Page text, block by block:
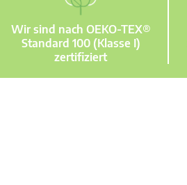
Wir sind nach OEKO-TEX®
Standard 100 (Klasse I)
zertifiziert